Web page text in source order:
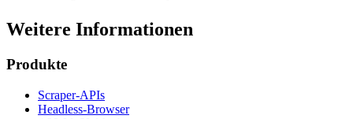
Weitere Informationen
Produkte
Scraper-APIs
Headless-Browser